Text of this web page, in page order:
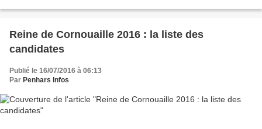
Reine de Cornouaille 2016 : la liste des
candidates
Publié le 16/07/2016 à 06:13
Par Penhars Infos